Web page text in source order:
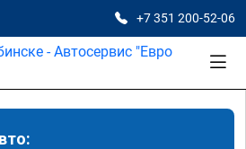
+7 351 200-52-06